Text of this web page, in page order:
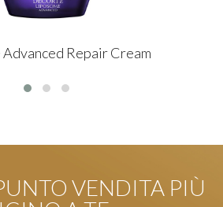
Advanced Repair Cream
VENDITA PIÙ